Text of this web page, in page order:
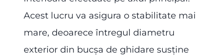
Acest lucru va asigura o stabilitate mai
mare, deoarece întregul diametru
exterior din bucșa de ghidare susține